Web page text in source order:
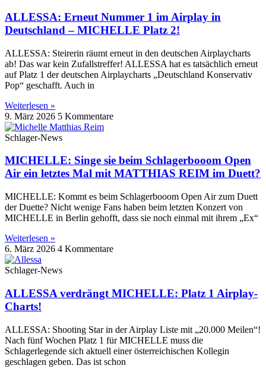
ALLESSA: Erneut Nummer 1 im Airplay in
Deutschland – MICHELLE Platz 2!
ALLESSA: Steirerin räumt erneut in den deutschen Airplaycharts
ab! Das war kein Zufallstreffer! ALLESSA hat es tatsächlich erneut
auf Platz 1 der deutschen Airplaycharts „Deutschland Konservativ
Pop“ geschafft. Auch in
Weiterlesen »
9. März 2026 5 Kommentare
Schlager-News
MICHELLE: Singe sie beim Schlagerbooom Open
Air ein letztes Mal mit MATTHIAS REIM im Duett?
MICHELLE: Kommt es beim Schlagerbooom Open Air zum Duett
der Duette? Nicht wenige Fans haben beim letzten Konzert von
MICHELLE in Berlin gehofft, dass sie noch einmal mit ihrem „Ex“
Weiterlesen »
6. März 2026 4 Kommentare
Schlager-News
ALLESSA verdrängt MICHELLE: Platz 1 Airplay-
Charts!
ALLESSA: Shooting Star in der Airplay Liste mit „20.000 Meilen“!
Nach fünf Wochen Platz 1 für MICHELLE muss die
Schlagerlegende sich aktuell einer österreichischen Kollegin
geschlagen geben. Das ist schon